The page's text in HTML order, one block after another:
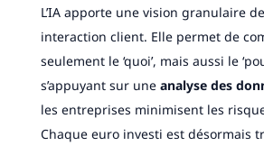
L’IA apporte une vision granulaire
interaction client. Elle permet de
seulement le ‘quoi’, mais aussi le
s’appuyant sur une analyse des
les entreprises minimisent les
Chaque euro investi est désormais